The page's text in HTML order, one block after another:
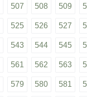
507 508 509
525 526 527
543 544 545
561 562 563
579 580 581